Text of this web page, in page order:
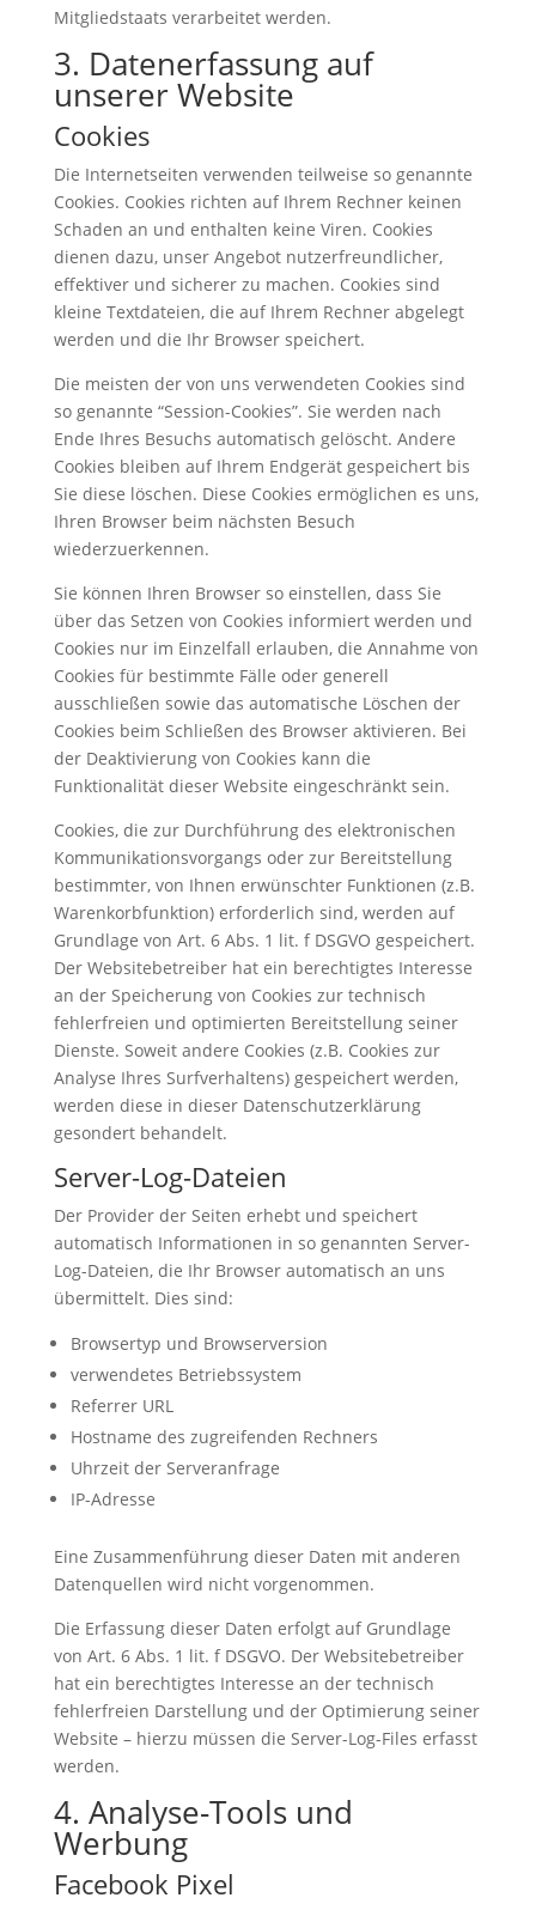
Mitgliedstaats verarbeitet werden.
3. Datenerfassung auf
unserer Website
Cookies
Die Internetseiten verwenden teilweise so genannte
Cookies. Cookies richten auf Ihrem Rechner keinen
Schaden an und enthalten keine Viren. Cookies
dienen dazu, unser Angebot nutzerfreundlicher,
effektiver und sicherer zu machen. Cookies sind
kleine Textdateien, die auf Ihrem Rechner abgelegt
werden und die Ihr Browser speichert.
Die meisten der von uns verwendeten Cookies sind
so genannte “Session-Cookies”. Sie werden nach
Ende Ihres Besuchs automatisch gelöscht. Andere
Cookies bleiben auf Ihrem Endgerät gespeichert bis
Sie diese löschen. Diese Cookies ermöglichen es uns,
Ihren Browser beim nächsten Besuch
wiederzuerkennen.
Sie können Ihren Browser so einstellen, dass Sie
über das Setzen von Cookies informiert werden und
Cookies nur im Einzelfall erlauben, die Annahme von
Cookies für bestimmte Fälle oder generell
ausschließen sowie das automatische Löschen der
Cookies beim Schließen des Browser aktivieren. Bei
der Deaktivierung von Cookies kann die
Funktionalität dieser Website eingeschränkt sein.
Cookies, die zur Durchführung des elektronischen
Kommunikationsvorgangs oder zur Bereitstellung
bestimmter, von Ihnen erwünschter Funktionen (z.B.
Warenkorbfunktion) erforderlich sind, werden auf
Grundlage von Art. 6 Abs. 1 lit. f DSGVO gespeichert.
Der Websitebetreiber hat ein berechtigtes Interesse
an der Speicherung von Cookies zur technisch
fehlerfreien und optimierten Bereitstellung seiner
Dienste. Soweit andere Cookies (z.B. Cookies zur
Analyse Ihres Surfverhaltens) gespeichert werden,
werden diese in dieser Datenschutzerklärung
gesondert behandelt.
Server-Log-Dateien
Der Provider der Seiten erhebt und speichert
automatisch Informationen in so genannten Server-
Log-Dateien, die Ihr Browser automatisch an uns
übermittelt. Dies sind:
Browsertyp und Browserversion
verwendetes Betriebssystem
Referrer URL
Hostname des zugreifenden Rechners
Uhrzeit der Serveranfrage
IP-Adresse
Eine Zusammenführung dieser Daten mit anderen
Datenquellen wird nicht vorgenommen.
Die Erfassung dieser Daten erfolgt auf Grundlage
von Art. 6 Abs. 1 lit. f DSGVO. Der Websitebetreiber
hat ein berechtigtes Interesse an der technisch
fehlerfreien Darstellung und der Optimierung seiner
Website – hierzu müssen die Server-Log-Files erfasst
werden.
4. Analyse-Tools und
Werbung
Facebook Pixel